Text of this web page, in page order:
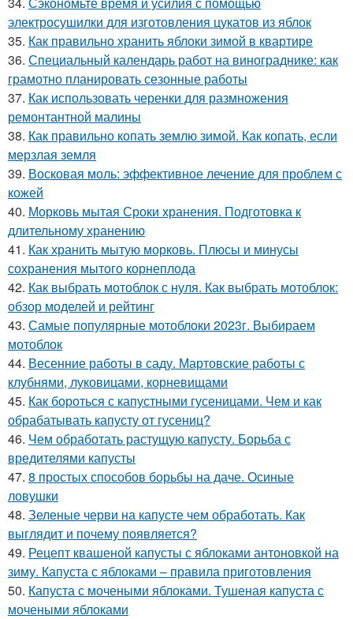
электросушилки для изготовления цукатов из яблок
35. Как правильно хранить яблоки зимой в квартире
36. Специальный календарь работ на винограднике: как
грамотно планировать сезонные работы
37. Как использовать черенки для размножения
ремонтантной малины
38. Как правильно копать землю зимой. Как копать, если
мерзлая земля
39. Восковая моль: эффективное лечение для проблем с
кожей
40. Морковь мытая Сроки хранения. Подготовка к
длительному хранению
41. Как хранить мытую морковь. Плюсы и минусы
сохранения мытого корнеплода
42. Как выбрать мотоблок с нуля. Как выбрать мотоблок:
обзор моделей и рейтинг
43. Самые популярные мотоблоки 2023г. Выбираем
мотоблок
44. Весенние работы в саду. Мартовские работы с
клубнями, луковицами, корневищами
45. Как бороться с капустными гусеницами. Чем и как
обрабатывать капусту от гусениц?
46. Чем обработать растущую капусту. Борьба с
вредителями капусты
47. 8 простых способов борьбы на даче. Осиные
ловушки
48. Зеленые черви на капусте чем обработать. Как
выглядит и почему появляется?
49. Рецепт квашеной капусты с яблоками антоновкой на
зиму. Капуста с яблоками – правила приготовления
50. Капуста с мочеными яблоками. Тушеная капуста с
мочеными яблоками